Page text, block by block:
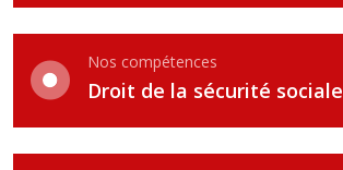
Nos compétences
Droit de la sécurité sociale